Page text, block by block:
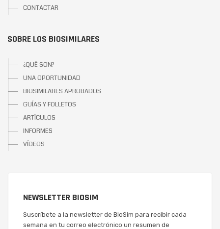
CONTACTAR
SOBRE LOS BIOSIMILARES
¿QUÉ SON?
UNA OPORTUNIDAD
BIOSIMILARES APROBADOS
GUÍAS Y FOLLETOS
ARTÍCULOS
INFORMES
VÍDEOS
NEWSLETTER BIOSIM
Suscríbete a la newsletter de BioSim para recibir cada
semana en tu correo electrónico un resumen de